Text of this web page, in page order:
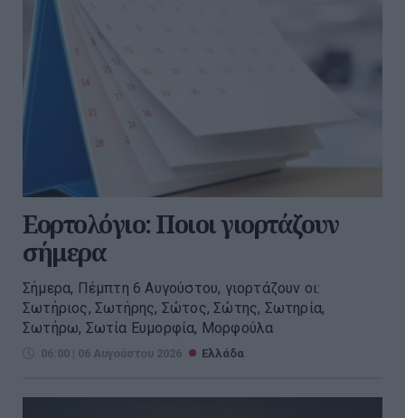
Εορτολόγιο: Ποιοι γιορτάζουν
σήμερα
Σήμερα, Πέμπτη 6 Αυγούστου, γιορτάζουν οι:
Σωτήριος, Σωτήρης, Σώτος, Σώτης, Σωτηρία,
Σωτήρω, Σωτία Ευμορφία, Μορφούλα
06:00 | 06 Αυγούστου 2026 Ελλάδα